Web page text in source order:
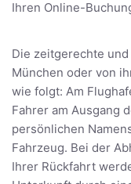
Ihren Online-
Die zeitgerechte
München oder von
wie folgt: Am
Fahrer am Ausgang
persönlichen
Fahrzeug. Bei der
Ihrer Rückfahrt